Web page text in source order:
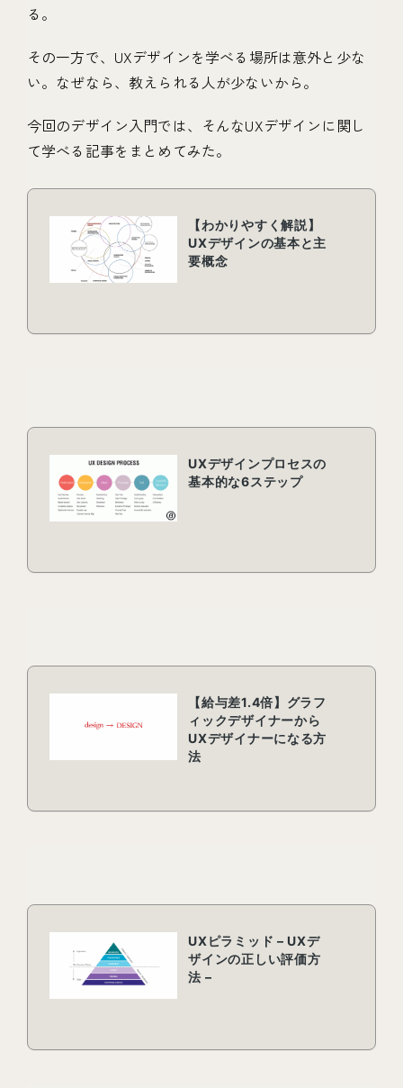
る。
その一方で、UXデザインを学べる場所は意外と少な
い。なぜなら、教えられる人が少ないから。
今回のデザイン入門では、そんなUXデザインに関し
て学べる記事をまとめてみた。